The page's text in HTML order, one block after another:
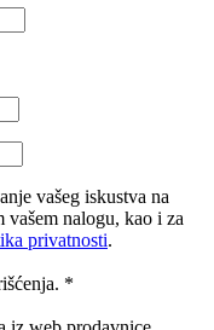
vašeg iskustva na
nalogu, kao i za
privatnosti.
*